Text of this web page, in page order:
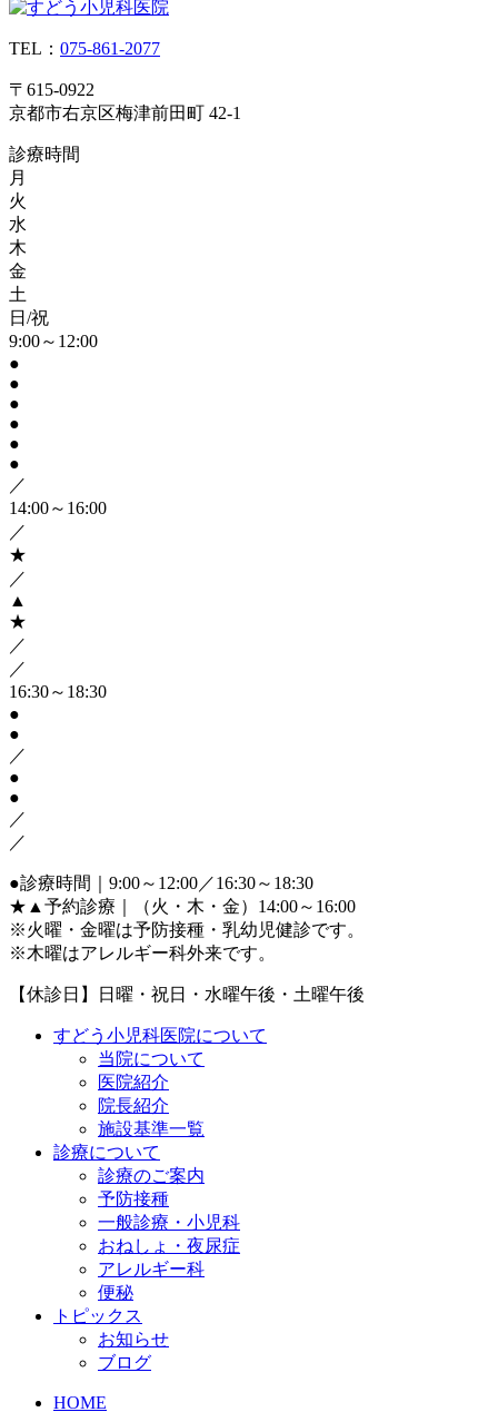
TEL： 075-861-2077
〒615-0922
京都市右京区梅津前田町 42-1
診療時間
月
火
水
木
金
土
日/祝
9:00～12:00
●
●
●
●
●
●
／
14:00～16:00
／
★
／
▲
★
／
／
16:30～18:30
●
●
／
●
●
／
／
●診療時間｜9:00～12:00／16:30～18:30
★▲ 予約診療｜（火・木・金）14:00～16:00
※火曜・金曜は予防接種・乳幼児健診です。
※木曜はアレルギー科外来です。
【休診日】日曜・祝日・水曜午後・土曜午後
すどう小児科医院について
当院について
医院紹介
院長紹介
施設基準一覧
診療について
診療のご案内
予防接種
一般診療・小児科
おねしょ・夜尿症
アレルギー科
便秘
トピックス
お知らせ
ブログ
HOME